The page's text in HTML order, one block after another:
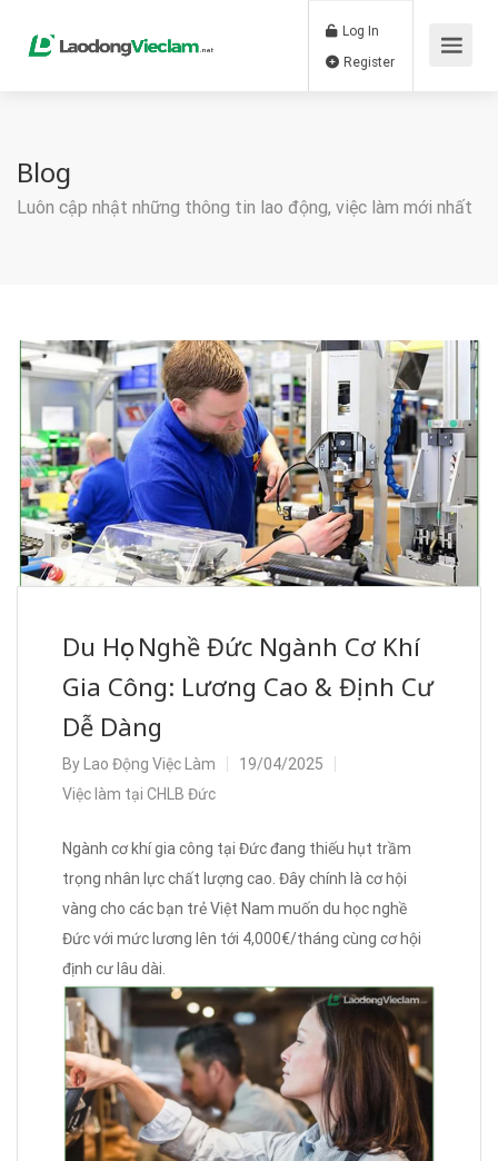
Log In
Blog
Luôn cập nhật những thông tin lao động, việc làm mới nhất
Du Học Nghề Đức Ngành Cơ Khí
Gia Công: Lương Cao & Định Cư
Dễ Dàng
By Lao Động Việc Làm
19/04/2025
Việc làm tại CHLB Đức
Ngành cơ khí gia công tại Đức đang thiếu hụt trầm
trọng nhân lực chất lượng cao. Đây chính là cơ hội
vàng cho các bạn trẻ Việt Nam muốn du học nghề
Đức với mức lương lên tới 4,000€/tháng cùng cơ hội
định cư lâu dài.